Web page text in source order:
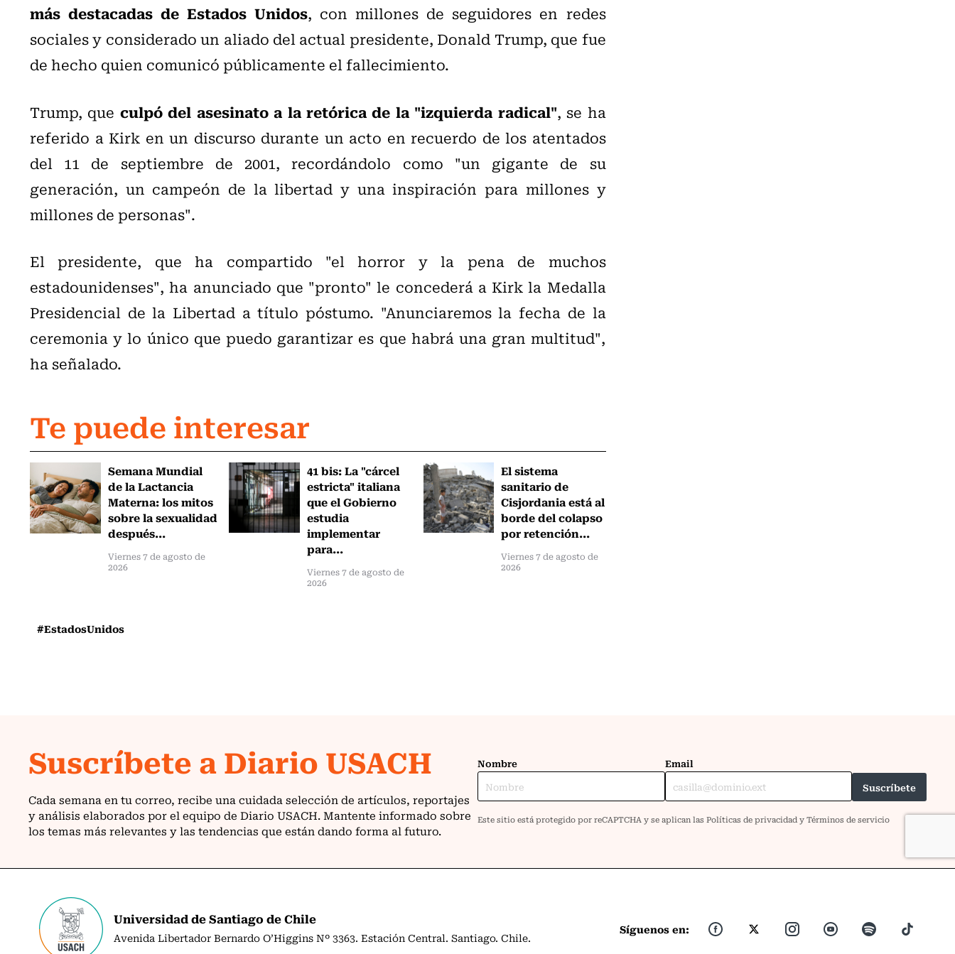
más destacadas de Estados Unidos, con millones de seguidores en redes
sociales y considerado un aliado del actual presidente, Donald Trump, que fue
de hecho quien comunicó públicamente el fallecimiento.
Trump, que culpó del asesinato a la retórica de la "izquierda radical", se ha
referido a Kirk en un discurso durante un acto en recuerdo de los atentados
del 11 de septiembre de 2001, recordándolo como "un gigante de su
generación, un campeón de la libertad y una inspiración para millones y
millones de personas".
El presidente, que ha compartido "el horror y la pena de muchos
estadounidenses", ha anunciado que "pronto" le concederá a Kirk la Medalla
Presidencial de la Libertad a título póstumo. "Anunciaremos la fecha de la
ceremonia y lo único que puedo garantizar es que habrá una gran multitud",
ha señalado.
Te puede interesar
Semana Mundial
de la Lactancia
Materna: los mitos
sobre la sexualidad
después...
Viernes 7 de agosto de
2026
41 bis: La "cárcel
estricta" italiana
que el Gobierno
estudia
implementar
para...
Viernes 7 de agosto de
2026
El sistema
sanitario de
Cisjordania está al
borde del colapso
por retención...
Viernes 7 de agosto de
2026
#EstadosUnidos
Universidad de Santiago de Chile
Avenida Libertador Bernardo O’Higgins Nº 3363. Estación Central. Santiago. Chile.
Síguenos en: